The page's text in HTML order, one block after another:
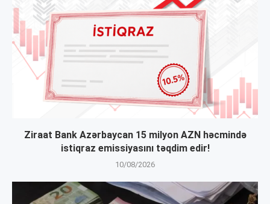
Ziraat Bank Azərbaycan 15 milyon AZN həcmində
istiqraz emissiyasını təqdim edir!
10/08/2026